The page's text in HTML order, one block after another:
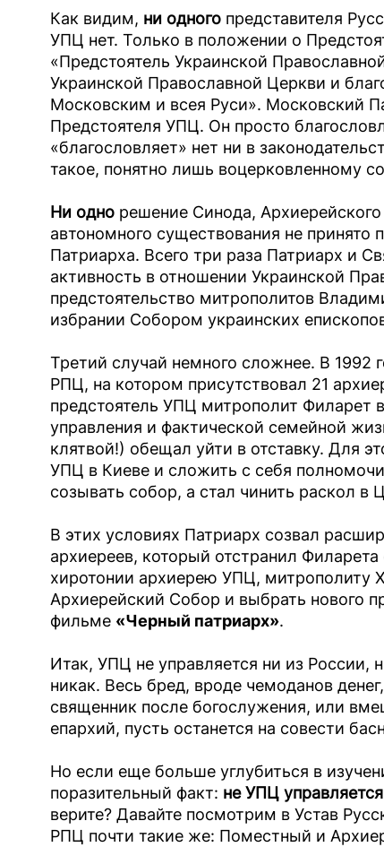
Как видим, ни одногопредставителя
УПЦ нет. Только в положении о
«Предстоятель Украинской
Украинской Православной Церкви и
Московским и всея Руси». Московский
Предстоятеля УПЦ. Он просто
«благословляет» нет ни в
такое, понятно лишь воцерковленному
Ни однорешение Синода,
автономного существования не принято
Патриарха. Всего три раза Патриарх и
активность в отношении Украинской
предстоятельство митрополитов
избрании Собором украинских
Третий случай немного сложнее. В 1992
РПЦ, на котором присутствовал 21
предстоятель УПЦ митрополит Филарет
управления и фактической семейной
клятвой!) обещал уйти в отставку. Для
УПЦ в Киеве и сложить с себя
созывать собор, а стал чинить раскол в
В этих условиях Патриарх созвал
архиереев, который отстранил
хиротонии архиерею УПЦ, митрополиту
Архиерейский Собор и выбрать нового
фильме «Черный патриарх».
Итак, УПЦ не управляется ни из России,
никак. Весь бред, вроде чемоданов
священник после богослужения, или
епархий, пусть останется на совести
Но если еще больше углубиться в
поразительный факт: не УПЦ
верите? Давайте посмотрим в Устав
РПЦ почти такие же: Поместный и